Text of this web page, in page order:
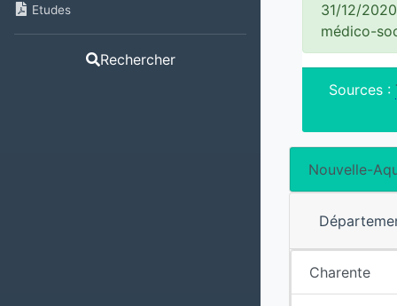
Etudes
Rechercher
31/12/
médico-
Sources :
Nouvelle-
Charente